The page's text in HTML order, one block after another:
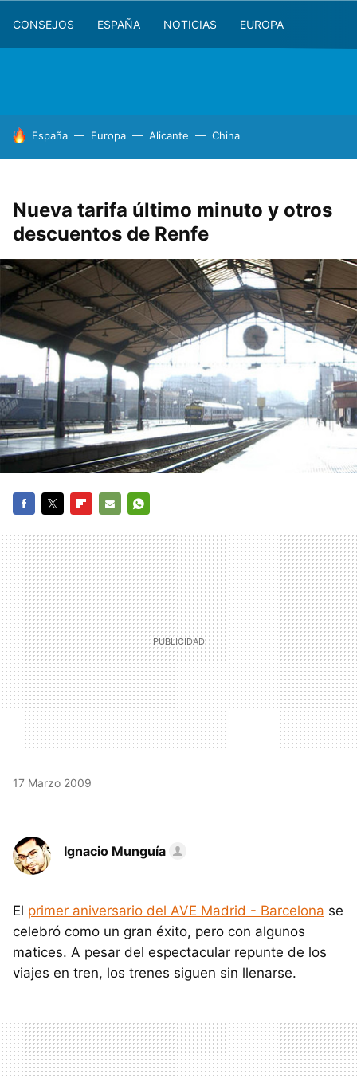
CONSEJOS ESPAÑA NOTICIAS EUROPA
HOY SE HABLA DE
España Europa Alicante China
Nueva tarifa último minuto y otros
descuentos de Renfe
MAIL
17 Marzo 2009
Ignacio Munguía
El primer aniversario del AVE Madrid - Barcelona se
celebró como un gran éxito, pero con algunos
matices. A pesar del espectacular repunte de los
viajes en tren, los trenes siguen sin llenarse.